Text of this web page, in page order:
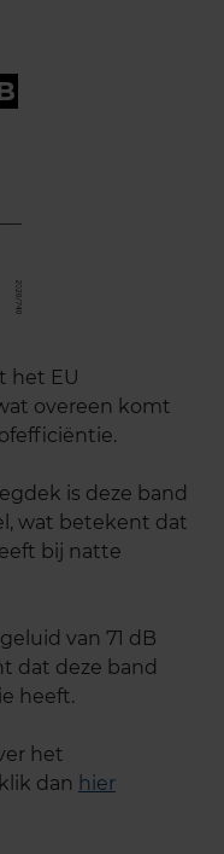
het EU
overeen komt
is deze band
wat betekent dat
bij natte
van 71 dB
dat deze band
heeft.
het
dan hier